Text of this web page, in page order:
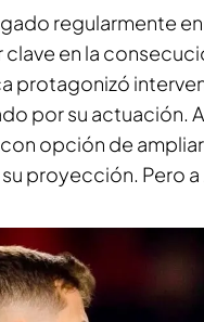
regularmente
en la
protagonizó
por su actuación.
opción de
proyección. Pero a